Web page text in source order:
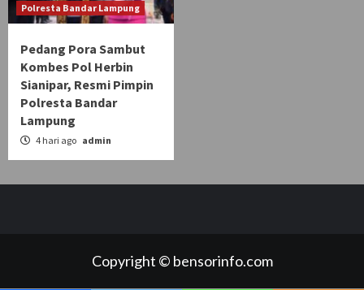
Polresta Bandar Lampung
Pedang Pora Sambut
Kombes Pol Herbin
Sianipar, Resmi Pimpin
Polresta Bandar
Lampung
4 hari ago admin
Copyright © bensorinfo.com